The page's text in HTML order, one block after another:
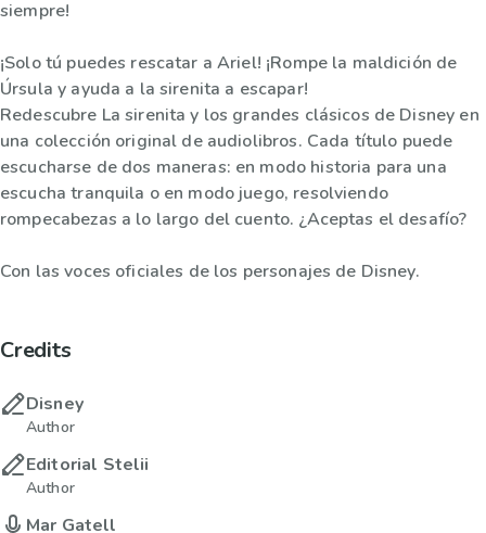
siempre!
¡Solo tú puedes rescatar a Ariel! ¡Rompe la maldición de
Úrsula y ayuda a la sirenita a escapar!
Redescubre La sirenita y los grandes clásicos de Disney en
una colección original de audiolibros. Cada título puede
escucharse de dos maneras: en modo historia para una
escucha tranquila o en modo juego, resolviendo
rompecabezas a lo largo del cuento. ¿Aceptas el desafío?
Con las voces oficiales de los personajes de Disney.
Credits
Disney
Author
Editorial Stelii
Author
Mar Gatell